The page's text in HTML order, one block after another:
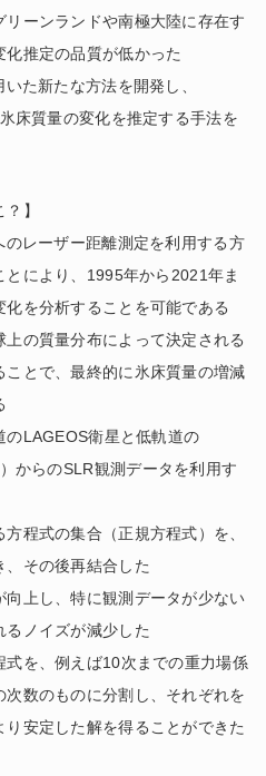
ーンランドや南極大陸に存在す
推定の品質が低かった
た新たな方法を開発し、
床質量の変化を推定する手法を
】
のレーザー距離測定を利用する方
により、1995年から2021年ま
を分析することを可能である
上の質量分布によって決定される
とで、最終的に氷床質量の増減
のLAGEOS衛星と低軌道の
からのSLR観測データを利用す
程式の集合（正規方程式）を、
、その後再結合した
向上し、特に観測データが少ない
るノイズが減少した
式を、例えば10次までの重力場係
数のものに分割し、それぞれを
安定した解を得ることができた